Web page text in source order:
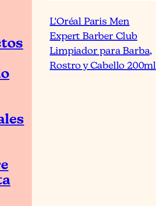
L'Oréal Paris Men
Expert Barber Club
Limpiador para Barba,
Rostro y Cabello 200ml